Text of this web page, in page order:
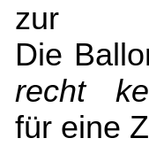
zur
Die
recht
für eine